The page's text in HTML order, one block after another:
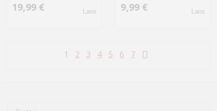
19,99 € Laos 9,99 € Laos
1 2 3 4 5 6 7